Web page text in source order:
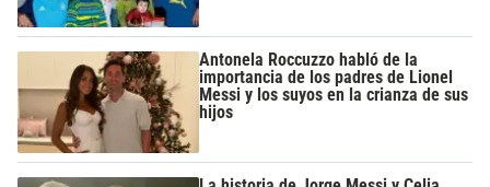
Antonela Roccuzzo habló de la
importancia de los padres de Lionel
Messi y los suyos en la crianza de sus
hijos